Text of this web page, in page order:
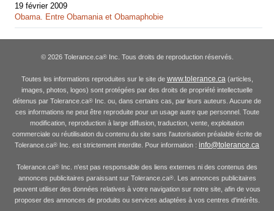
19 février 2009
Obama. Entre Obamania et Obamaphobie
© 2026 Tolerance.ca®Inc. Tous droits de reproduction réservés.
Toutes les informations reproduites sur le site de www.tolerance.ca (articles,
images, photos, logos) sont protégées par des droits de propriété intellectuelle
détenus par Tolerance.ca® Inc. ou, dans certains cas, par leurs auteurs. Aucune de
ces informations ne peut être reproduite pour un usage autre que personnel. Toute
modification, reproduction à large diffusion, traduction, vente, exploitation
commerciale ou réutilisation du contenu du site sans l'autorisation préalable écrite de
Tolerance.ca® Inc. est strictement interdite. Pour information : info@tolerance.ca
Tolerance.ca® Inc. n'est pas responsable des liens externes ni des contenus des
annonces publicitaires paraissant sur Tolerance.ca®. Les annonces publicitaires
peuvent utiliser des données relatives à votre navigation sur notre site, afin de vous
proposer des annonces de produits ou services adaptées à vos centres d'intérêts.